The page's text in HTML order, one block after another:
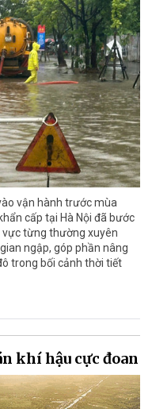
vận hành trước mùa
cấp tại Hà Nội đã bước
vực từng thường xuyên
ngập, góp phần nâng
trong bối cảnh thời tiết
khí hậu cực đoan